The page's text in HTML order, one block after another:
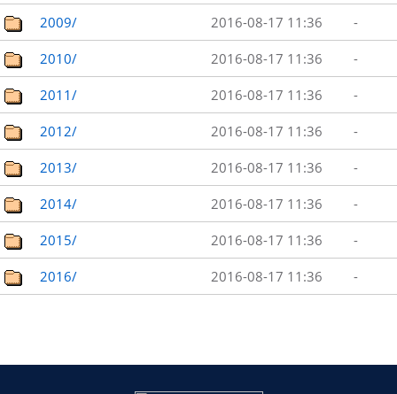
2009/ 2016-08-17 11:36 -
2010/ 2016-08-17 11:36 -
2011/ 2016-08-17 11:36 -
2012/ 2016-08-17 11:36 -
2013/ 2016-08-17 11:36 -
2014/ 2016-08-17 11:36 -
2015/ 2016-08-17 11:36 -
2016/ 2016-08-17 11:36 -